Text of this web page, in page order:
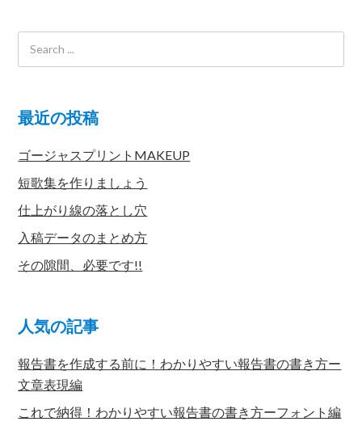
最近の投稿
ゴージャスプリントMAKEUP
短歌集を作りましょう
仕上がり線の落とし穴
入稿データのまとめ方
その隙間、必要です!!
人気の記事
報告書を作成する前に！わかりやすい報告書の書き方ー
文章表現編
これで納得！わかりやすい報告書の書き方ーフォント編